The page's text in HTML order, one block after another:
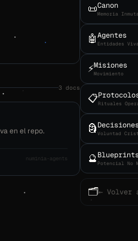
3 docs
en el repo.
numinia-agents
📜Canon
Memoria
🤖Agentes
Entidades
⚡Misiones
Movimiento
📋Rituales
🗿 Voluntad
🔮 Potencial No
🗂← Volver